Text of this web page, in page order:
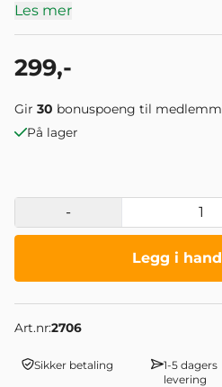
Les mer
299,-
Gir 30 bonuspoeng til
På lager
-
Legg i
Art.nr:2706
Sikker betaling
1-5 dagers
levering